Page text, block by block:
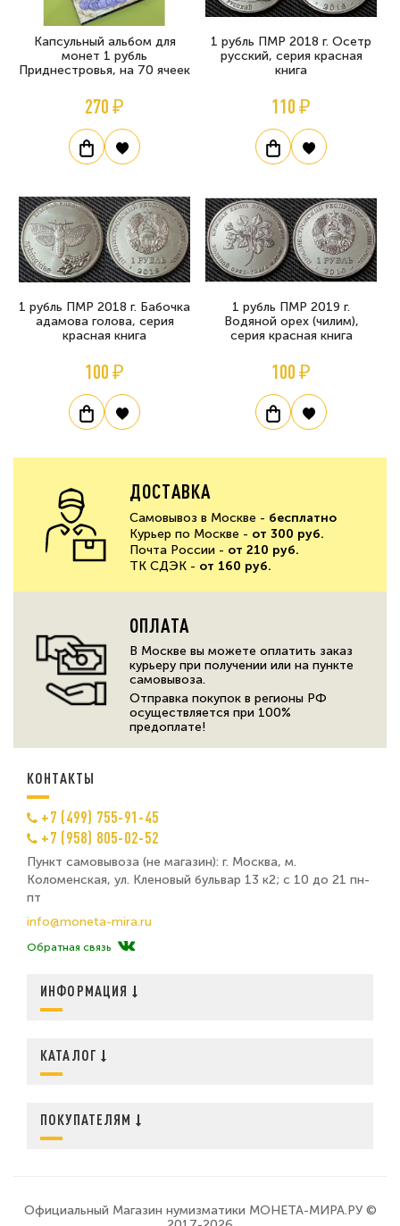
Капсульный альбом для
монет 1 рубль
Приднестровья, на 70 ячеек
270 ₽
1 рубль ПМР 2018 г. Осетр
русский, серия красная
книга
110 ₽
1 рубль ПМР 2018 г. Бабочка
адамова голова, серия
красная книга
100 ₽
1 рубль ПМР 2019 г.
Водяной орех (чилим),
серия красная книга
100 ₽
ДОСТАВКА
Самовывоз в Москве - бесплатно
Курьер по Москве - от 300 руб.
Почта России - от 210 руб.
ТК СДЭК - от 160 руб.
ОПЛАТА
В Москве вы можете оплатить заказ
курьеру при получении или на пункте
самовывоза.
Отправка покупок в регионы РФ
осуществляется при 100%
предоплате!
КОНТАКТЫ
+7 (499) 755-91-45
+7 (958) 805-02-52
Пункт самовывоза (не магазин): г. Москва, м.
Коломенская, ул. Кленовый бульвар 13 к2; с 10 до 21 пн-
пт
info@moneta-mira.ru
Обратная связь
ИНФОРМАЦИЯ
КАТАЛОГ
ПОКУПАТЕЛЯМ
Официальный Магазин нумизматики МОНЕТА-МИРА.РУ ©